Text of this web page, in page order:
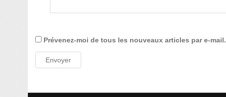
Prévenez-moi de tous les nouveaux articles par e-mail.